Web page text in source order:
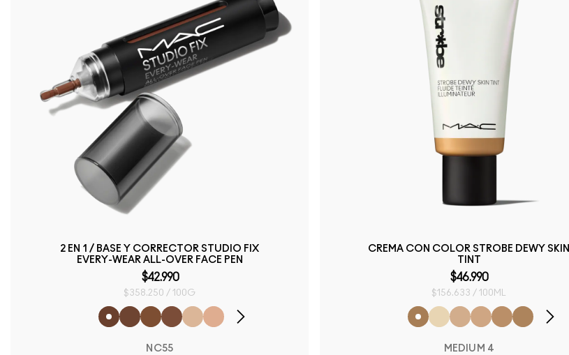
2 EN 1 / BASE Y CORRECTOR STUDIO FIX
EVERY-WEAR ALL-OVER FACE PEN
$42.990
$358.250 / 100G
NC55
CREMA CON COLOR STROBE DEWY SKIN
TINT
$46.990
$156.633 / 100ML
MEDIUM 4